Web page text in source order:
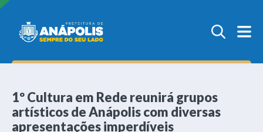
1º Cultura em Rede reunirá grupos
artísticos de Anápolis com diversas
apresentações imperdíveis